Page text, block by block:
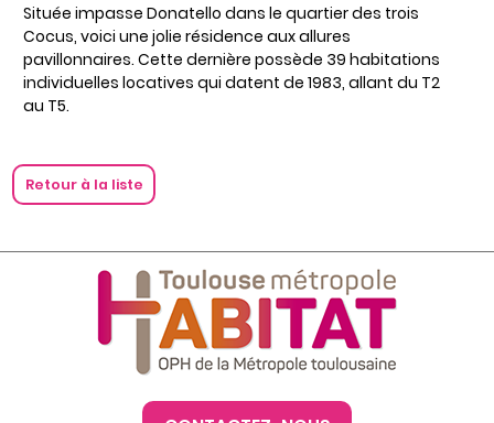
Située impasse Donatello dans le quartier des trois
Cocus, voici une jolie résidence aux allures
pavillonnaires. Cette dernière possède 39 habitations
individuelles locatives qui datent de 1983, allant du T2
au T5.
Retour à la liste